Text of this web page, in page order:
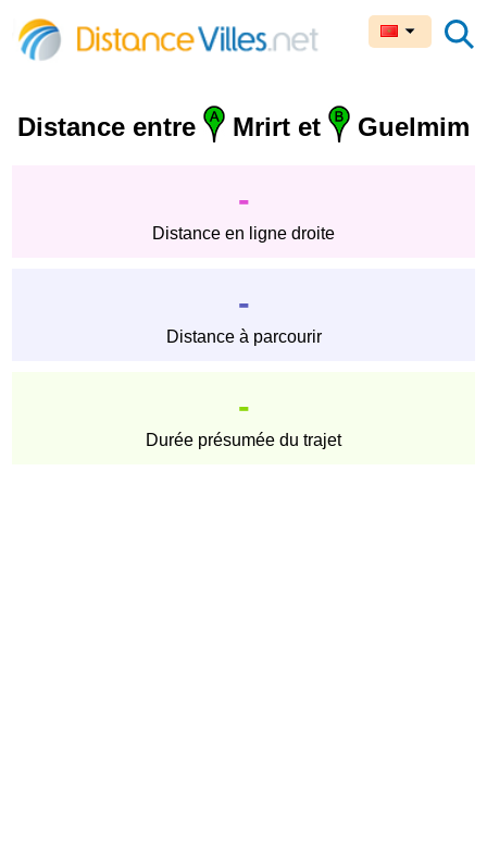
Distance entre Mrirt et Guelmim
-
Distance en ligne droite
-
Distance à parcourir
-
Durée présumée du trajet